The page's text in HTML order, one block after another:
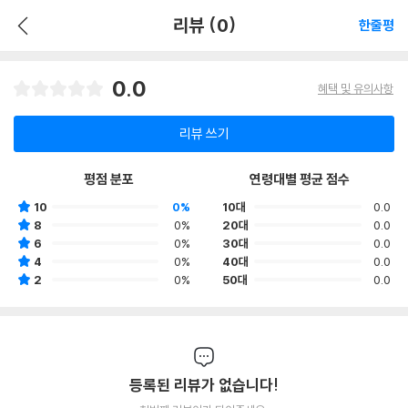
리뷰 (0) 한줄평
0.0 혜택 및 유의사항
리뷰 쓰기
평점 분포
10
0%
8
0%
6
0%
4
0%
2
0%
연령대별 평균 점수
10대
0.0
20대
0.0
30대
0.0
40대
0.0
50대
0.0
등록된 리뷰가 없습니다!